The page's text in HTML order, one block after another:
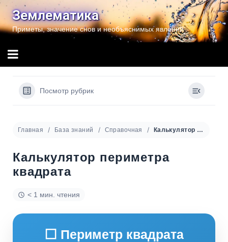
Перейти
содержимому
Землематика
Приметы, значение снов и необъяснимых явлений
Посмотр рубрик
Главная База знаний Справочная Калькулятор периметра квадрата
Калькулятор периметра
квадрата
< 1 мин. чтения
⬜ Периметр квадрата